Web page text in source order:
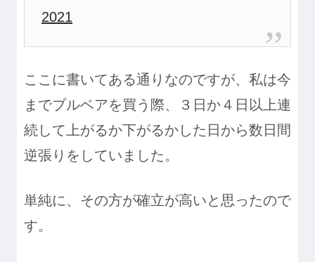
2021
ここに書いてある通りなのですが、私は今
までブルベアを買う際、３日か４日以上連
続して上がるか下がるかした日から数日間
逆張りをしていました。
単純に、その方が確立が高いと思ったので
す。